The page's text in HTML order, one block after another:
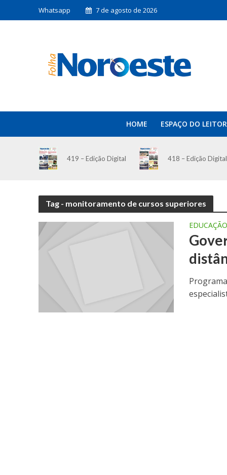
Whatsapp 7 de agosto de 2026
HOME ESPAÇO DO LEITOR
419 – Edição Digital 418 – Edição Digital
Tag - monitoramento de cursos superiores